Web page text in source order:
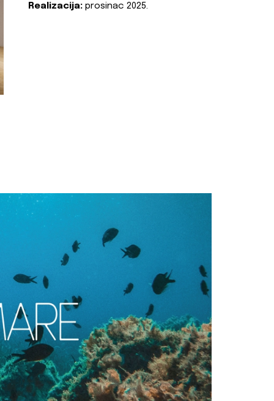
Realizacija: prosinac 2025.